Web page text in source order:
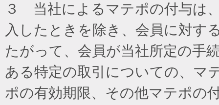
３ 当社によるマテポの付与は
入したときを除き、会員に対す
たがって、会員が当社所定の手
ある特定の取引についての、マ
ポの有効期限、その他マテポの